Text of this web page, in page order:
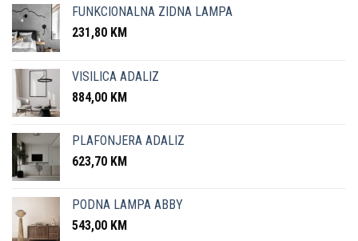
FUNKCIONALNA ZIDNA LAMPA
231,80 KM
VISILICA ADALIZ
884,00 KM
PLAFONJERA ADALIZ
623,70 KM
PODNA LAMPA ABBY
543,00 KM